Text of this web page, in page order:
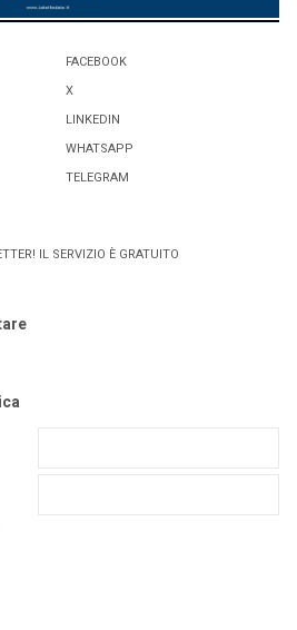
FACEBOOK
X
LINKEDIN
WHATSAPP
TELEGRAM
IL SERVIZIO È GRATUITO